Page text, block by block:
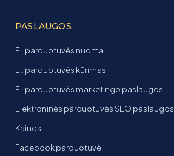
PASLAUGOS
El. parduotuvės nuoma
El. parduotuvės kūrimas
El. parduotuvės marketingo paslaugos
Elektroninės parduotuvės SEO paslaugos
Kainos
Facebook parduotuvė